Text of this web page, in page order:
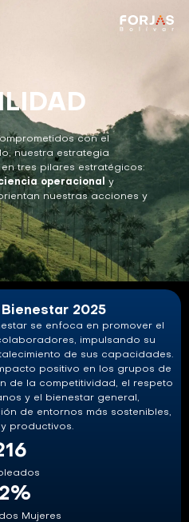
con el
nuestra estrategia
tres pilares estratégicos:
operacional
y
nuestras acciones y
2025
se enfoca en promover el
impulsando su
de sus capacidades.
positivo en los grupos de
de la competitividad, el respeto
y el bienestar general,
de entornos más sostenibles,
productivos.
Mujeres
%